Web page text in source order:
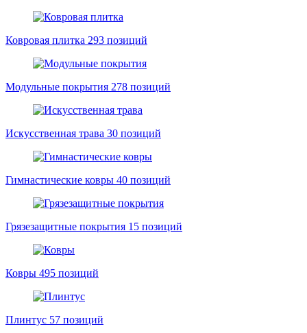
Ковровая плитка 293 позиций
Модульные покрытия 278 позиций
Искусственная трава 30 позиций
Гимнастические ковры 40 позиций
Грязезащитные покрытия 15 позиций
Ковры 495 позиций
Плинтус 57 позиций